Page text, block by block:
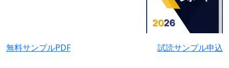
無料サンプルPDF 試読サンプル申込